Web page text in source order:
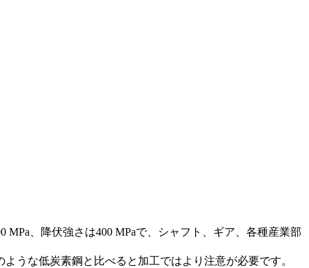
、降伏強さは400 MPaで、シャフト、ギア、各種産業部
うな低炭素鋼と比べると加工ではより注意が必要です。